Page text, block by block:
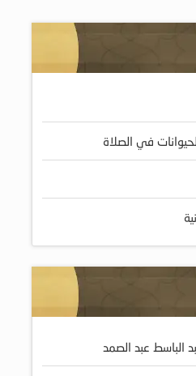
في الصلاة
الباسط عبد الصمد